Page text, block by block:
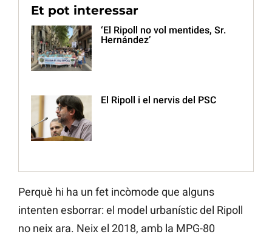
Et pot interessar
‘El Ripoll no vol mentides, Sr.
Hernández’
El Ripoll i el nervis del PSC
Perquè hi ha un fet incòmode que alguns
intenten esborrar: el model urbanístic del Ripoll
no neix ara. Neix el 2018, amb la MPG-80